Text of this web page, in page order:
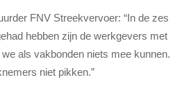
FNV Streekvervoer: “In de zes
hebben zijn de werkgevers met
als vakbonden niets mee kunnen.
niet pikken.”